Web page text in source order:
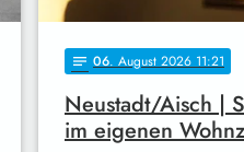
notes 06. August 2026 11:21
Neustadt/Aisch |
im eigenen